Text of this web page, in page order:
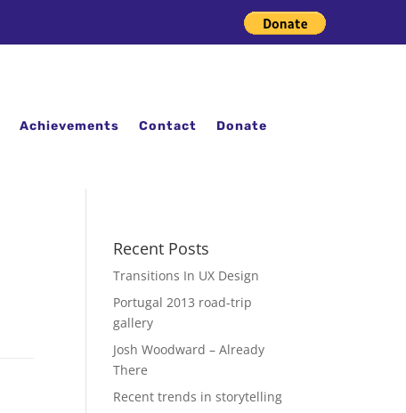
Achievements Contact Donate
Recent Posts
Transitions In UX Design
Portugal 2013 road-trip
gallery
Josh Woodward – Already
There
Recent trends in storytelling